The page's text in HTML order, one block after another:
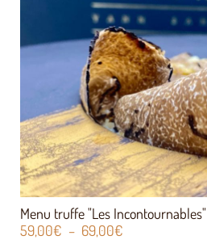
Menu truffe "Les Incontournables"
59,00€ – 69,00€